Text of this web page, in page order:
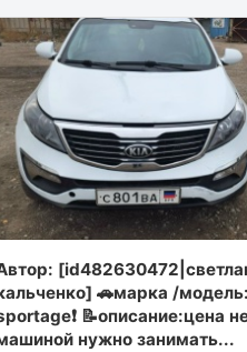
🚗марка /
📝описание:цена
нужно занимать...